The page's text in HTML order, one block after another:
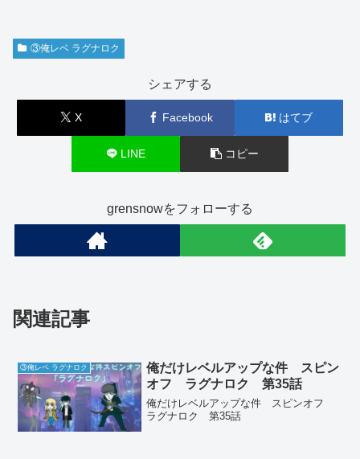
③俺レベ ラグナロク
シェアする
X Facebook はてブ
LINE コピー
grensnowをフォローする
関連記事
③俺レベ ラグナロク
俺だけレベルアップな件 スピン
オフ ラグナロク 第35話
俺だけレベルアップな件 スピンオフ
ラグナロク 第35話